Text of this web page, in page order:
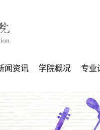
闻资讯 学院概况 专业